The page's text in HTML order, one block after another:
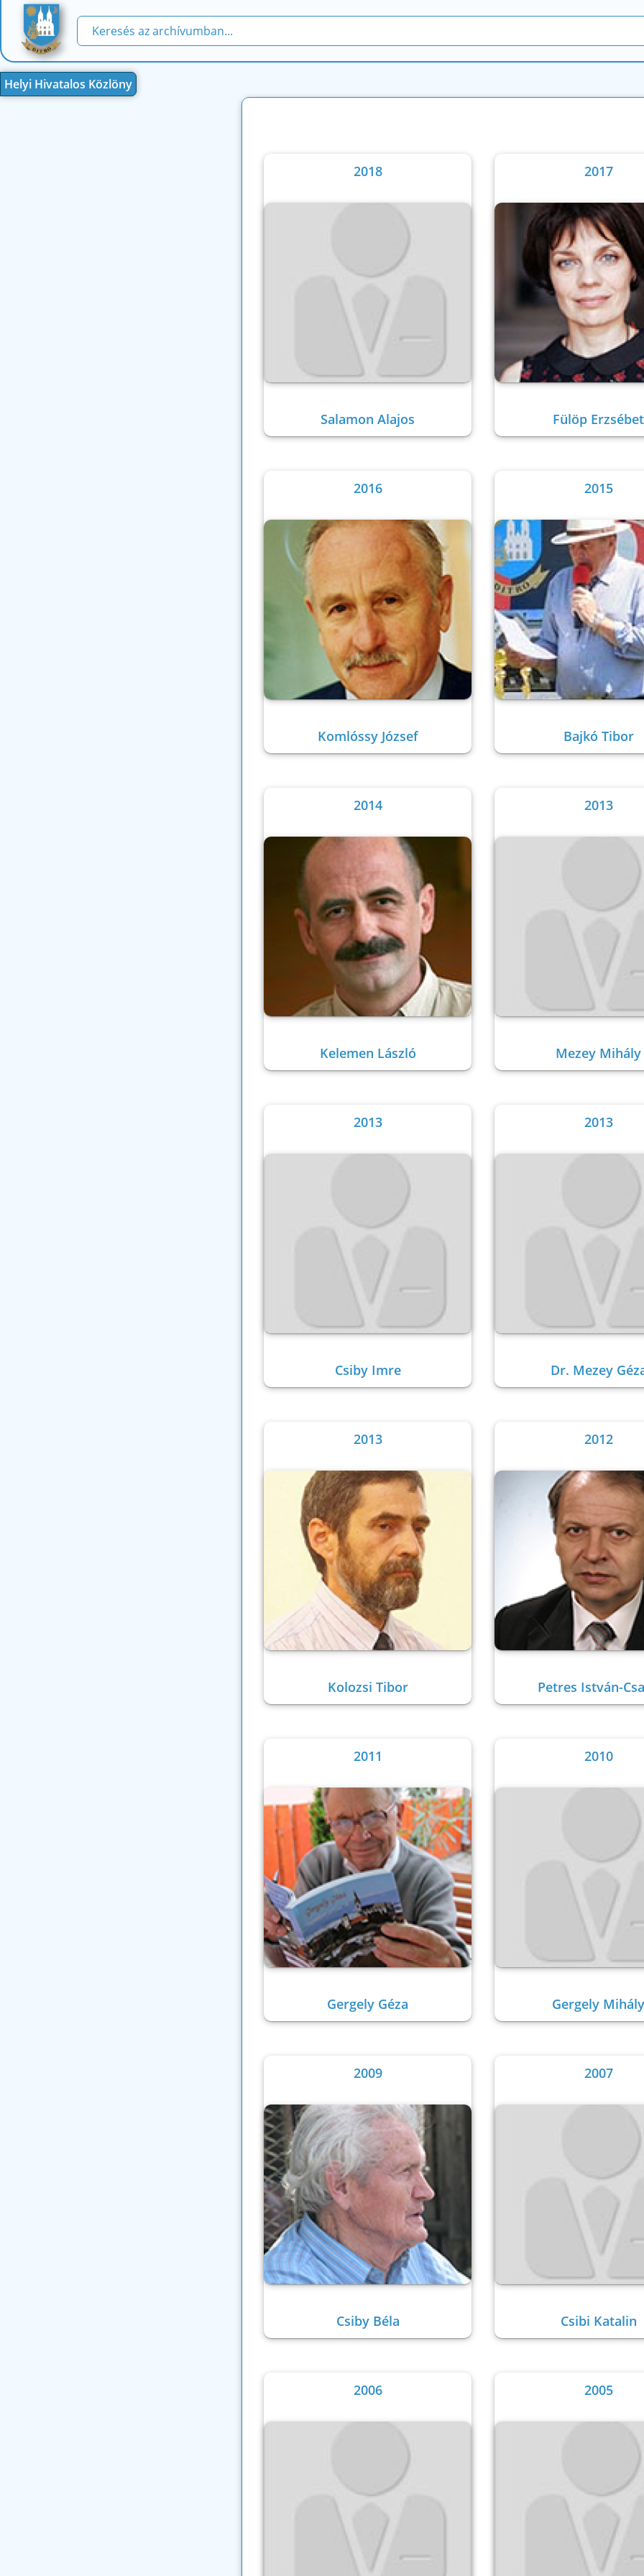
Helyi Hivatalos Közlöny
2018
Salamon Alajos
2017
Fülöp Erzsébet
2016
Komlóssy József
2015
Bajkó Tibor
2014
Kelemen László
2013
Mezey Mihály
2013
Csiby Imre
2013
Dr. Mezey
2013
Kolozsi Tibor
2012
Petres István-
2011
Gergely Géza
2010
Gergely Mihály
2009
Csiby Béla
2007
Csibi Katalin
2006 2005